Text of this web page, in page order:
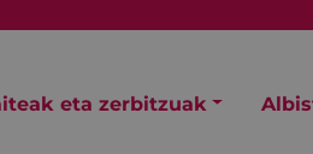
eta zerbitzuak